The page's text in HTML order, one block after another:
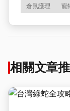
倉鼠護理 寵
相關文章